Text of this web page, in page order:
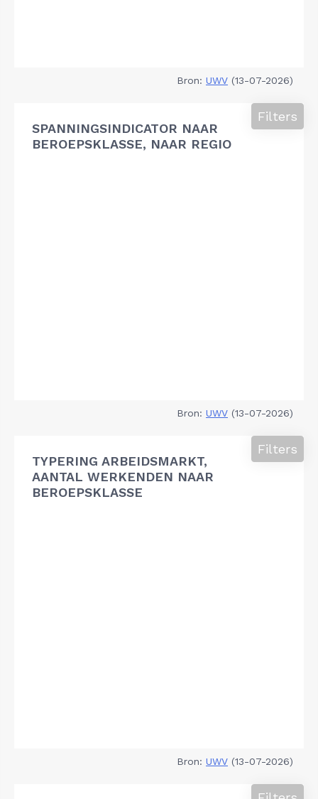
Bron: UWV (13-07-2026)
SPANNINGSINDICATOR NAAR
BEROEPSKLASSE, NAAR REGIO
Filters
Bron: UWV (13-07-2026)
TYPERING ARBEIDSMARKT,
AANTAL WERKENDEN NAAR
BEROEPSKLASSE
Filters
Bron: UWV (13-07-2026)